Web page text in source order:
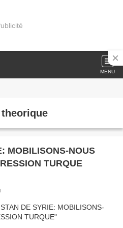
MENU
MOBILISONS-NOUS
TURQUE